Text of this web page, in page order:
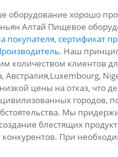
хорошо
Алтай Пищевое
покупателя, сертификат
. Наш
количеством клиентов
Австралия,Luxembourg,
цены на отказ, что
городов,
Мы
блестящих
конкурентов. При